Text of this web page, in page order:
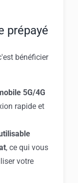
prépayé
bénéficier
5G/4G
rapide et
, ce qui vous
votre